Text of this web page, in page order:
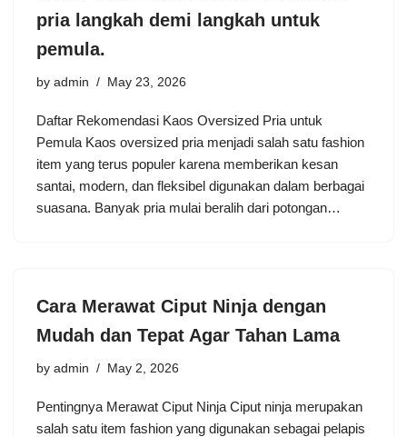
pria langkah demi langkah untuk
pemula.
by admin May 23, 2026
Daftar Rekomendasi Kaos Oversized Pria untuk
Pemula Kaos oversized pria menjadi salah satu fashion
item yang terus populer karena memberikan kesan
santai, modern, dan fleksibel digunakan dalam berbagai
suasana. Banyak pria mulai beralih dari potongan…
Cara Merawat Ciput Ninja dengan
Mudah dan Tepat Agar Tahan Lama
by admin May 2, 2026
Pentingnya Merawat Ciput Ninja Ciput ninja merupakan
salah satu item fashion yang digunakan sebagai pelapis